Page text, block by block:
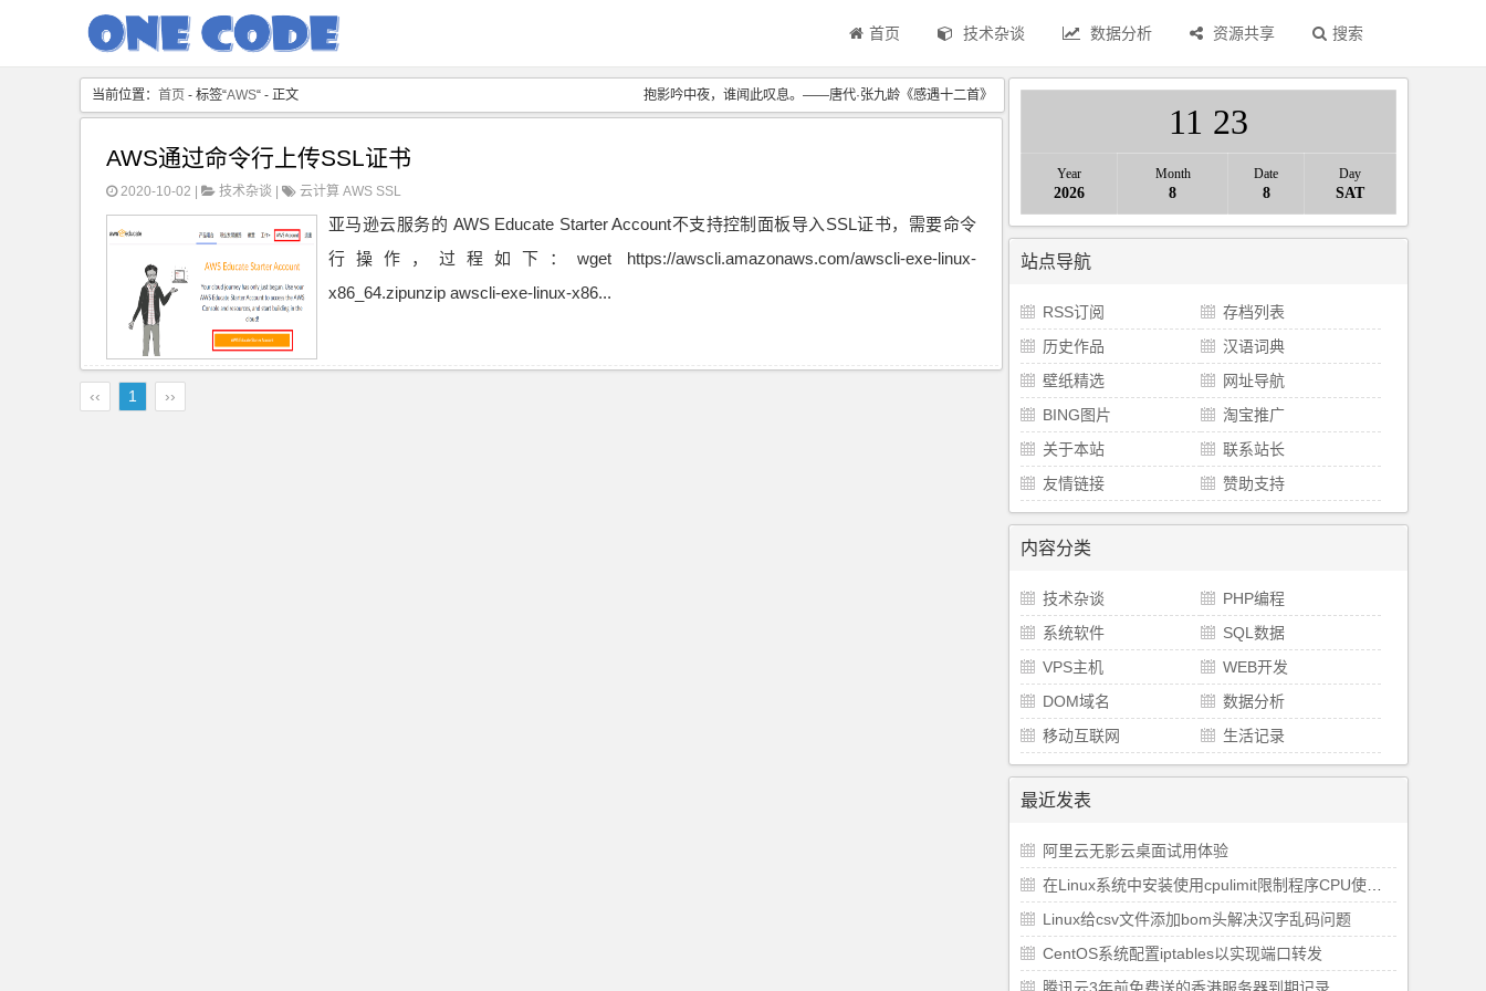
首页 技术杂谈 数据分析 资源共享 搜索
当前位置： 首页 - 标签“AWS“ - 正文 抱影吟中夜，谁闻此叹息。——唐代·张九龄《感遇十二首》
AWS通过命令行上传SSL证书
2020-10-02 | 技术杂谈 云计算 AWS SSL
亚马逊云服务的 AWS Educate Starter Account不支持控制面板导入SSL证书，需要命令
行操作，过程如下：wget https://awscli.amazonaws.com/awscli-exe-linux-
x86_64.zipunzip awscli-exe-linux-x86...
‹‹ 1 ››
11 23
Year
2026
Month
8
Date
8
Day
SAT
站点导航
RSS订阅
存档列表
历史作品
汉语词典
壁纸精选
网址导航
BING图片
淘宝推广
关于本站
联系站长
友情链接
赞助支持
内容分类
技术杂谈
PHP编程
系统软件
SQL数据
VPS主机
WEB开发
DOM域名
数据分析
移动互联网
生活记录
最近发表
阿里云无影云桌面试用体验
Linux给csv文件添加bom头解决汉字乱码问题
CentOS系统配置iptables以实现端口转发